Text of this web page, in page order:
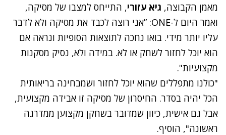
מאמן הקבוצה, גיא עזורי, התייחס למצבו של מסיקה,
ואמר היום ל-ONE: ”אני רוצה לכבד את מסיקה ולא לדבר
עליו יותר מידי. בואו נחכה לתוצאות הסופיות ונראה אם
הוא יוכל לחזור לשחק או לא. במידה ולא, נסיק מסקנות
מקצועיות".
"כולנו מתפללים שהוא יוכל לחזור ושמבחינה בריאותית
הכל יהיה בסדר. החיסרון של מסיקה זו אבידה מקצועית,
אבל גם אישית, כיוון שמדובר בשחקן מקצוען ממדרגה
ראשונה", הוסיף.